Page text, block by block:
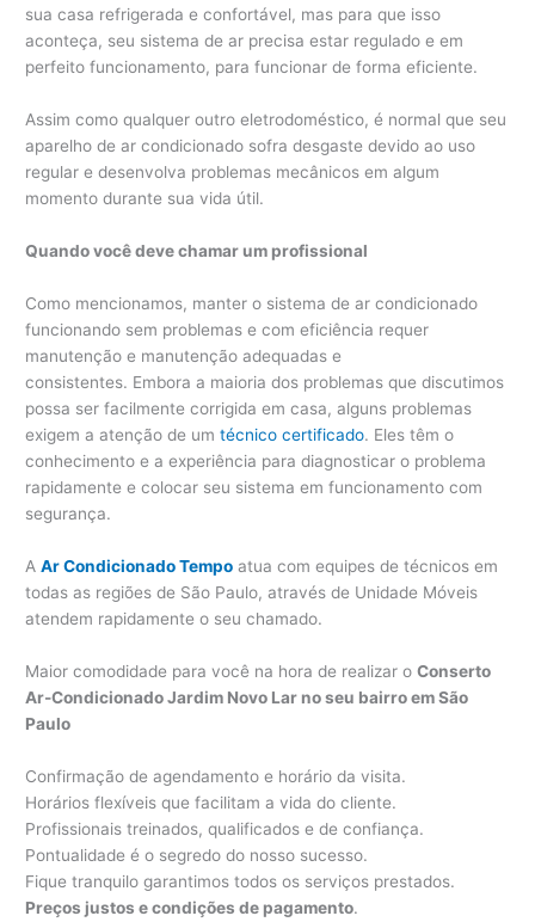
sua casa refrigerada e confortável, mas para que isso
aconteça, seu sistema de ar precisa estar regulado e em
perfeito funcionamento, para funcionar de forma eficiente.
Assim como qualquer outro eletrodoméstico, é normal que seu
aparelho de ar condicionado sofra desgaste devido ao uso
regular e desenvolva problemas mecânicos em algum
momento durante sua vida útil.
Quando você deve chamar um profissional
Como mencionamos, manter o sistema de ar condicionado
funcionando sem problemas e com eficiência requer
manutenção e manutenção adequadas e
consistentes. Embora a maioria dos problemas que discutimos
possa ser facilmente corrigida em casa, alguns problemas
exigem a atenção de umtécnico certificado. Eles têm o
conhecimento e a experiência para diagnosticar o problema
rapidamente e colocar seu sistema em funcionamento com
segurança.
AAr Condicionado Tempo atua com equipes de técnicos em
todas as regiões de São Paulo, através de Unidade Móveis
atendem rapidamente o seu chamado.
Maior comodidade para você na hora de realizar oConserto
Ar-Condicionado Jardim Novo Lar no seu bairro em São
Paulo
Confirmação de agendamento e horário da visita.
Horários flexíveis que facilitam a vida do cliente.
Profissionais treinados, qualificados e de confiança.
Pontualidade é o segredo do nosso sucesso.
Fique tranquilo garantimos todos os serviços prestados.
Preços justos e condições de pagamento.